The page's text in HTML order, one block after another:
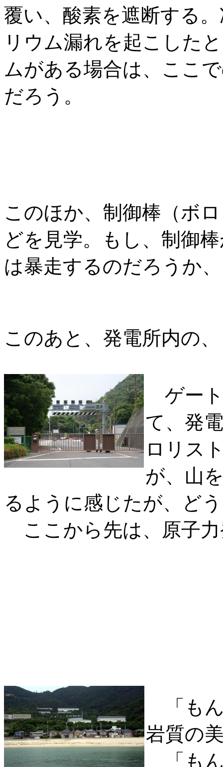
覆い、酸素を遮断する
リウム漏れを起こした
ムがある場合は、ここ
だろう。
このほか、制御棒（ボ
どを見学。もし、制御
は暴走するのだろうか
このあと、発電所内の
ゲート
て、発
ロリス
が、山
るように感じたが、ど
ここから先は、原子
「もん
岩質の
「もん